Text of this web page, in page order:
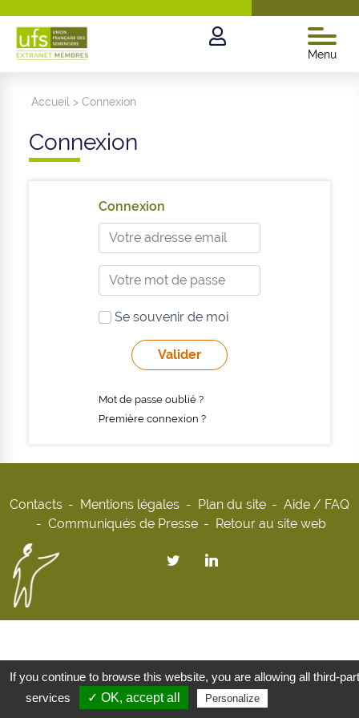
Menu
Accueil >Connexion
Connexion
Connexion
Se souvenir de moi
Mot de passe oublié ?
Première connexion ?
Contacts Mentions légales Plan du site
Aide / FAQ
Communiqués de Presse
Retour au site web
If you continue to browse this website, you are allowing all third-
services
✓ OK, accept all Personalize